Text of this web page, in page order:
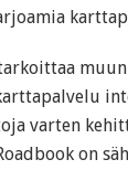
varten
on